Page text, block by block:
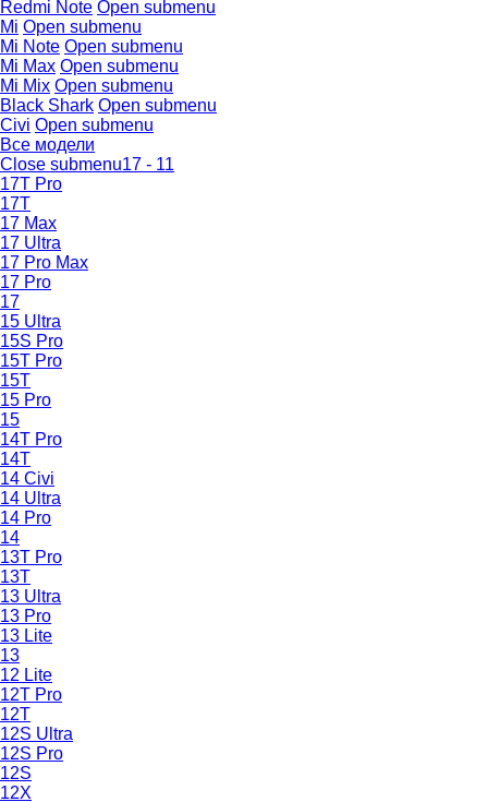
Redmi Note Open submenu
Mi Open submenu
Mi Note Open submenu
Mi Max Open submenu
Mi Mix Open submenu
Black Shark Open submenu
Civi Open submenu
Все модели
Close submenu17 - 11
17T Pro
17T
17 Max
17 Ultra
17 Pro Max
17 Pro
17
15 Ultra
15S Pro
15T Pro
15T
15 Pro
15
14T Pro
14T
14 Civi
14 Ultra
14 Pro
14
13T Pro
13T
13 Ultra
13 Pro
13 Lite
13
12 Lite
12T Pro
12T
12S Ultra
12S Pro
12S
12X